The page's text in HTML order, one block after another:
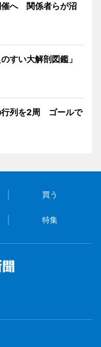
催へ 関係者らが沼
すい大解剖図鑑」
行列を2周 ゴールで
買う
特集